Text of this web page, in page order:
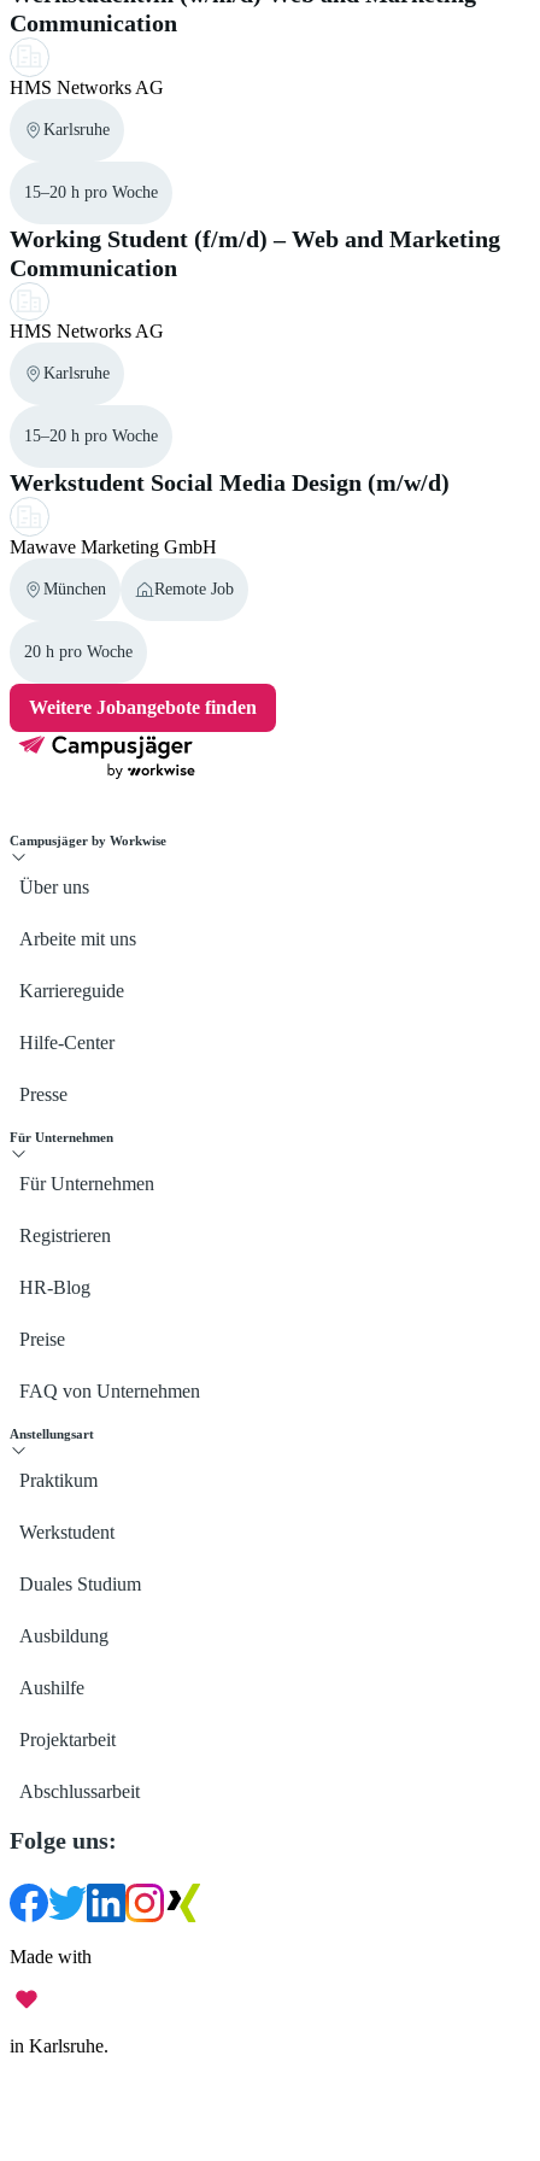
Communication
HMS Networks AG
Karlsruhe
15–20 h pro Woche
Working Student (f/m/d) – Web and Marketing
Communication
HMS Networks AG
Karlsruhe
15–20 h pro Woche
Werkstudent Social Media Design (m/w/d)
Mawave Marketing GmbH
München Remote Job
20 h pro Woche
Weitere Jobangebote finden
Campusjäger by Workwise
Über uns
Arbeite mit uns
Karriereguide
Hilfe-Center
Presse
Für Unternehmen
Für Unternehmen
Registrieren
HR-Blog
Preise
FAQ von Unternehmen
Anstellungsart
Praktikum
Werkstudent
Duales Studium
Ausbildung
Aushilfe
Projektarbeit
Abschlussarbeit
Folge uns:
Made with
in Karlsruhe.